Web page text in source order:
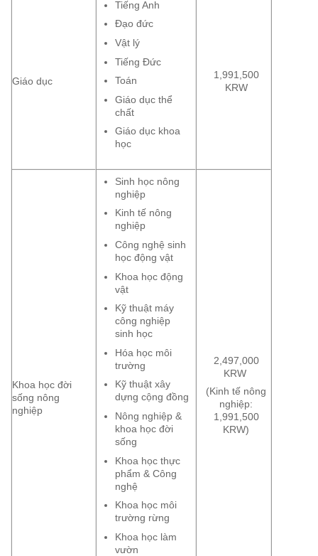
Giáo dục
Tiếng Anh
Đạo đức
Vật lý
Tiếng Đức
Toán
Giáo dục thể
chất
Giáo dục khoa
học
1,991,500
KRW
Khoa học đời
sống nông
nghiệp
Sinh học nông
nghiệp
Kinh tế nông
nghiệp
Công nghệ sinh
học động vật
Khoa học động
vật
Kỹ thuật máy
công nghiệp
sinh học
Hóa học môi
trường
Kỹ thuật xây
dựng cộng đồng
Nông nghiệp &
khoa học đời
sống
Khoa học thực
phẩm & Công
nghệ
Khoa học môi
trường rừng
Khoa học làm
vườn
2,497,000
KRW
(Kinh tế nông
nghiệp:
1,991,500
KRW)